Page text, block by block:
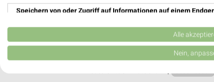
268,49 km • Angebote: 1 Prospekt
Am Buschteich 26
Speichern von oder Zugriff auf Informationen auf einem
Verwendung reduzierter Daten zur Auswahl von Werbeanzeigen
Erstellung von Profilen für personalisierte Werbung
Alle
Nein,